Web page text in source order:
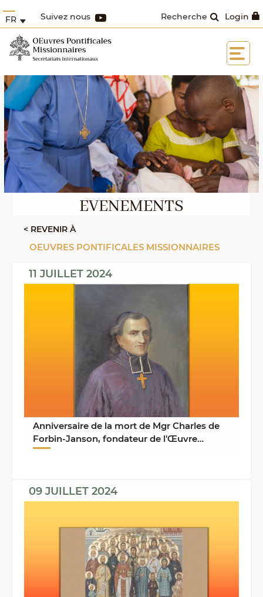
Login
Recherche
Suivez nous
FR
EVENEMENTS
< REVENIR À
OEUVRES PONTIFICALES MISSIONNAIRES
11 JUILLET 2024
Anniversaire de la mort de Mgr Charles de
Forbin-Janson, fondateur de l'Œuvre
Pontificale de la ...
09 JUILLET 2024